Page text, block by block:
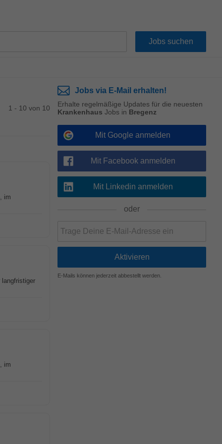
1 - 10 von 10
im
langfristiger
im
Jobs via E-Mail erhalten!
Erhalte regelmäßige Updates für die neuesten
Krankenhaus Jobs in Bregenz
Mit Google anmelden
Mit Facebook anmelden
Mit Linkedin anmelden
oder
E-Mails können jederzeit abbestellt werden.